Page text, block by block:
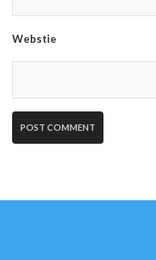
Webstie